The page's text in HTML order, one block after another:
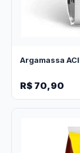
Argamassa
R$ 70,90